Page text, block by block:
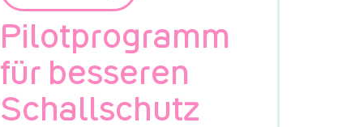
Pilotprogramm
für besseren
Schallschutz